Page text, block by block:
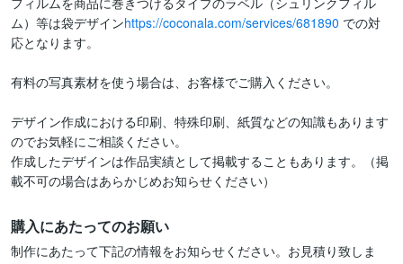
ム）等は袋デザインhttps://coconala.com/services/681890 での対
応となります。
有料の写真素材を使う場合は、お客様でご購入ください。
デザイン作成における印刷、特殊印刷、紙質などの知識もあります
のでお気軽にご相談ください。
作成したデザインは作品実績として掲載することもあります。（掲
載不可の場合はあらかじめお知らせください）
購入にあたってのお願い
制作にあたって下記の情報をお知らせください。お見積り致しま